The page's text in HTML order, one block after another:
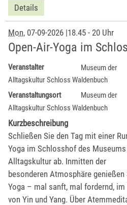
Details
Mon, 07-09-2026 |18.45 - 20 Uhr
Open-Air-Yoga im
Veranstalter
Museum der
Alltagskultur Schloss Waldenbuch
Veranstaltungsort
Museum der
Alltagskultur Schloss Waldenbuch
Kurzbeschreibung
Schließen Sie den Tag mit einer
Yoga im Schlosshof des
Alltagskultur ab. Inmitten der
besonderen Atmosphäre
Yoga – mal sanft, mal fordernd,
von Yin und Yang. Über